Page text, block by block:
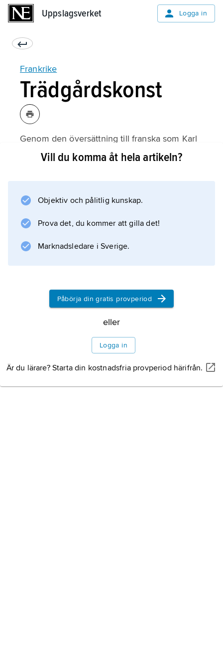
Uppslagsverket Logga in
Frankrike
Trädgårdskonst
Genom den översättning till franska som Karl
V 1373 lät göra av Petrus Crescenzius tolkning
trädgård bestod av för medeltiden typiska
separat inhägnade trädgårdskvarter, omgivna
Vill du komma åt hela artikeln?
Objektiv och pålitlig kunskap.
Prova det, du kommer att gilla det!
Marknadsledare i Sverige.
Påbörja din gratis provperiod
eller
Logga in
Är du lärare? Starta din kostnadsfria provperiod härifrån.